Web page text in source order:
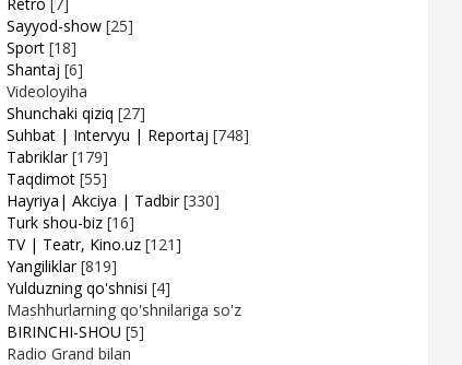
Sayyod-show [25]
Sport [18]
Shantaj [6]
Videoloyiha
Shunchaki qiziq [27]
Suhbat | Intervyu | Reportaj [748]
Tabriklar [179]
Taqdimot [55]
Hayriya| Akciya | Tadbir [330]
Turk shou-biz [16]
TV | Teatr, Kino.uz [121]
Yangiliklar [819]
Yulduzning qo'shnisi [4]
Mashhurlarning qo'shnilariga so'z
BIRINCHI-SHOU [5]
Radio Grand bilan